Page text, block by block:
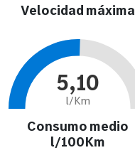
Velocidad máxima
5,10
l/Km
Consumo medio
l/100Km